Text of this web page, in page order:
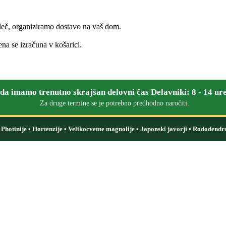
organiziramo dostavo na vaš dom.
se izračuna v košarici.
imamo trenutno skrajšan delovni čas Delavniki: 8 - 14
Za druge termine se je potrebno predhodno naročiti.
• Hortenzije • Velikocvetne magnolije • Japonski javorji •